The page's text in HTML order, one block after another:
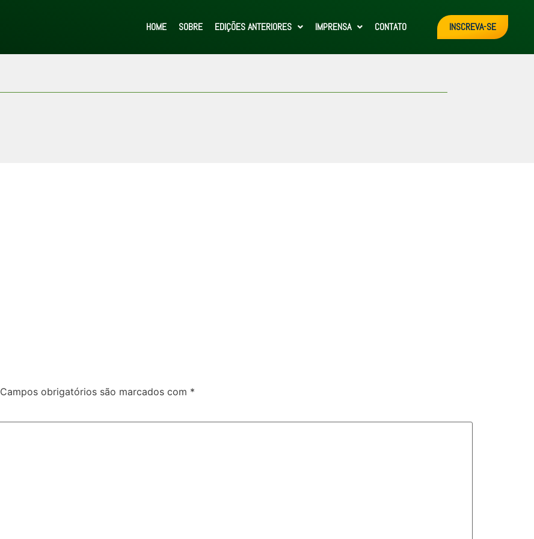
HOME SOBRE EDIÇÕES ANTERIORES IMPRENSA CONTATO INSCREVA-SE
Campos obrigatórios são marcados com *